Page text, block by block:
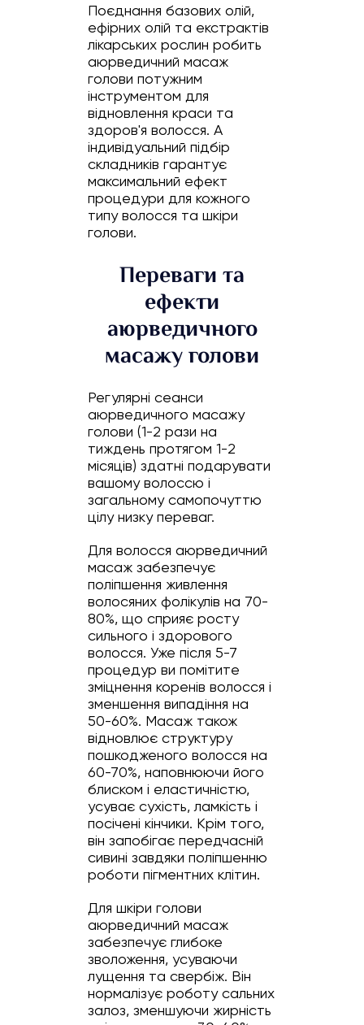
Поєднання базових олій,
ефірних олій та екстрактів
лікарських рослин робить
аюрведичний масаж
голови потужним
інструментом для
відновлення краси та
здоров'я волосся. А
індивідуальний підбір
складників гарантує
максимальний ефект
процедури для кожного
типу волосся та шкіри
голови.
Переваги та
ефекти
аюрведичного
масажу голови
Регулярні сеанси
аюрведичного масажу
голови (1-2 рази на
тиждень протягом 1-2
місяців) здатні подарувати
вашому волоссю і
загальному самопочуттю
цілу низку переваг.
Для волосся аюрведичний
масаж забезпечує
поліпшення живлення
волосяних фолікулів на 70-
80%, що сприяє росту
сильного і здорового
волосся. Уже після 5-7
процедур ви помітите
зміцнення коренів волосся і
зменшення випадіння на
50-60%. Масаж також
відновлює структуру
пошкодженого волосся на
60-70%, наповнюючи його
блиском і еластичністю,
усуває сухість, ламкість і
посічені кінчики. Крім того,
він запобігає передчасній
сивині завдяки поліпшенню
роботи пігментних клітин.
Для шкіри голови
аюрведичний масаж
забезпечує глибоке
зволоження, усуваючи
лущення та свербіж. Він
нормалізує роботу сальних
залоз, зменшуючи жирність